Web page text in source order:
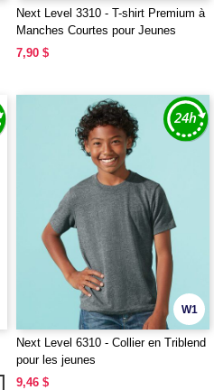
Next Level 3310 - T-shirt Premium à
Manches Courtes pour Jeunes
7,90 $
W1
Next Level 6310 - Collier en Triblend
pour les jeunes
9,46 $